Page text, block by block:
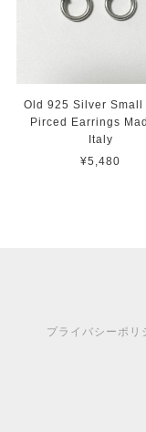
Old 925 Silver Small
Pirced Earrings
Italy
¥5,480
プライバシーポリ